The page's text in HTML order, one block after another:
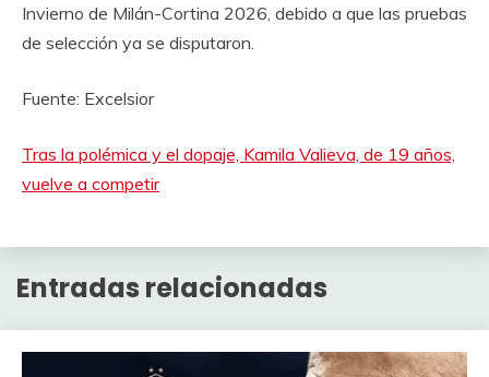
Invierno de Milán-Cortina 2026, debido a que las pruebas
de selección ya se disputaron.
Fuente: Excelsior
Tras la polémica y el dopaje, Kamila Valieva, de 19 años,
vuelve a competir
Entradas relacionadas